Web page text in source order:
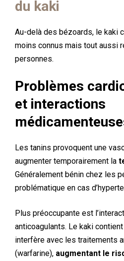
du kaki
Au-delà des bézoards, le kaki
moins connus mais tout aussi
personnes.
Problèmes
et interactions
Les tanins provoquent une
augmenter temporairement la
Généralement bénin chez les
problématique en cas
Plus préoccupante est
anticoagulants. Le kaki
interfère avec les traitements
(warfarine), augmentant le